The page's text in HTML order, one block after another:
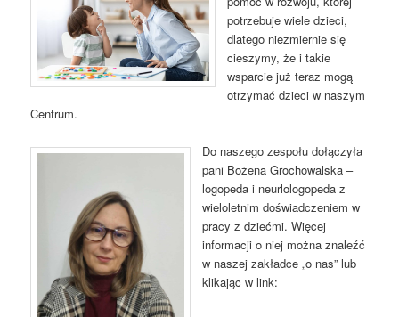
potrzebuje wiele dzieci,
dlatego niezmiernie się
cieszymy, że i takie
wsparcie już teraz mogą
otrzymać dzieci w naszym
Centrum.
Do naszego zespołu dołączyła
pani Bożena Grochowalska –
logopeda i neurlologopeda z
wieloletnim doświadczeniem w
pracy z dziećmi. Więcej
informacji o niej można znaleźć
w naszej zakładce „o nas” lub
klikając w link: